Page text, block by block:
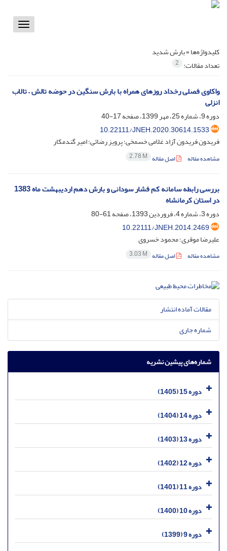
Toggle
کلیدواژه‌ها =بارش شدید
تعداد مقالات: 2
واکاوی فصلی رخداد روزهای همراه با بارش سنگین در حوضه تالش – تالاب
انزلی
دوره 9، شماره 25، مهر 1399، صفحه
17-40
10.22111/JNEH.2020.30614.1533
فریدون فریدون آزاد غلامی خسمخی؛ پرویز رضائی؛ امیر گندمکار
مشاهده مقاله اصل مقاله 2.78 M
بررسی رابطه سامانه کم فشار سودانی و بارش دهم اردیبهشت ماه 1383
در استان کرمانشاه
دوره 3، شماره 4، فروردین 1393، صفحه
61-80
10.22111/JNEH.2014.2469
علیرضا موقری؛ محمود خسروی
مشاهده مقاله اصل مقاله 3.03 M
مقالات آماده انتشار
شماره جاری
شماره‌های پیشین نشریه
دوره 15 (1405)
دوره 14 (1404)
دوره 13 (1403)
دوره 12 (1402)
دوره 11 (1401)
دوره 10 (1400)
دوره 9 (1399)